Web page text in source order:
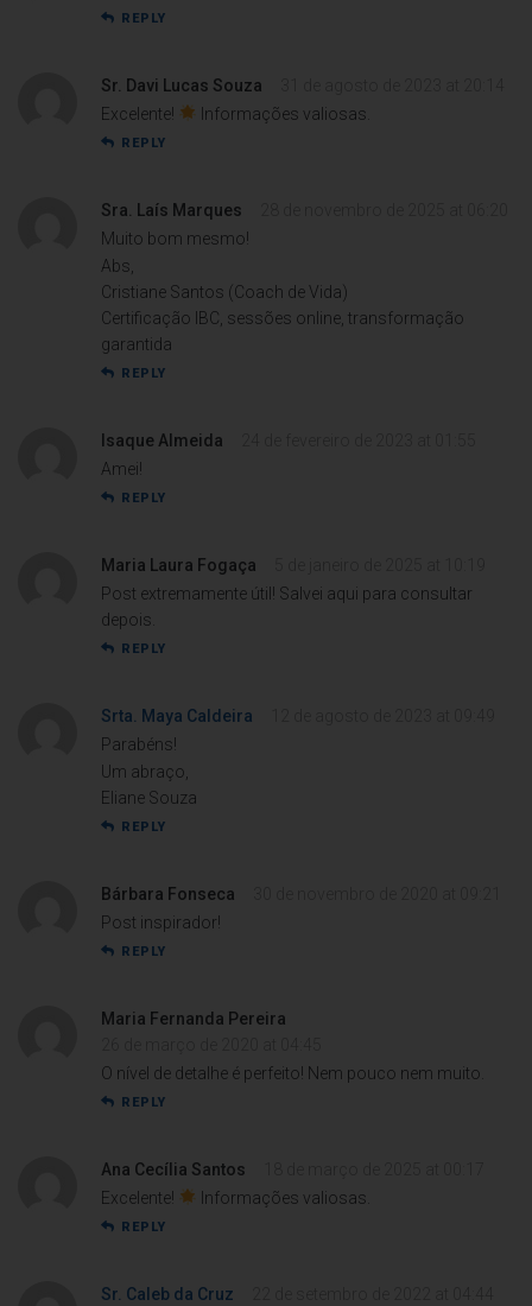
REPLY
Sr. Davi Lucas Souza
Excelente!
Informações valiosas.
REPLY
Sra. Laís Marques
Muito bom mesmo!
Abs,
Cristiane Santos (Coach de Vida)
Certificação IBC, sessões online, transformação
garantida
REPLY
Isaque Almeida
Amei!
REPLY
Maria Laura Fogaça
Post extremamente útil! Salvei aqui para consultar
depois.
REPLY
Srta. Maya Caldeira
Parabéns!
Um abraço,
Eliane Souza
REPLY
Bárbara Fonseca
Post inspirador!
REPLY
Maria Fernanda Pereira
O nível de detalhe é perfeito! Nem pouco nem muito.
REPLY
Ana Cecília Santos
Excelente!
Informações valiosas.
REPLY
Sr. Caleb da Cruz